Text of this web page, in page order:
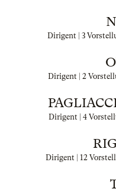
Dirigent | 3
Dirigent | 2
Dirigent | 4
Dirigent | 12